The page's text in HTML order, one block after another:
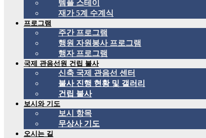
템플 스테이
재가 5계 수계식
프로그램
주간 프로그램
행원 자원봉사 프로그램
행자 프로그램
국제 관음선원 건립 불사
신축 국제 관음선 센터
불사 진행 현황 및 갤러리
건립 불사
보시와 기도
보시 항목
무상사 기도
오시는 길